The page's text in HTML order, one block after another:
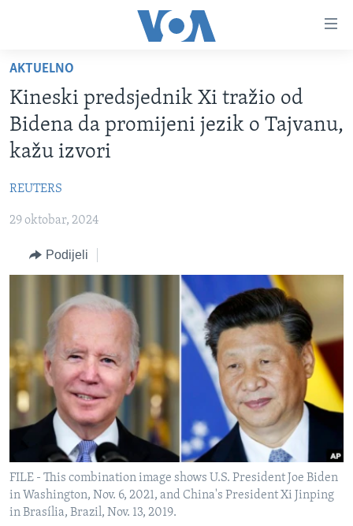
glavni
sadržaj
Pređi
na
glavnu
Idi
na
TV PROGRAM
VIDEO
FOTOGRAFIJE DANA
BOSNA I HERCEGOVINA
SVIJET
NAUKA I TEHNOLOGIJA
SPECIJALNI PROJEKTI
KORUPCIJA
ŽENSKA STRANA
IZBJEGLIČKA STRANA
MAGAZIN
O GLASU AMERIKE
Learning English
PRATITE NAS
AKTUELNO
Kineski predsjednik Xi tražio od
Bidena da promijeni jezik o Tajvanu,
kažu izvori
REUTERS
29 oktobar, 2024
Podijeli
FILE - This combination image shows U.S. President Joe Biden
in Washington, Nov. 6, 2021, and China's President Xi Jinping
in Brasília, Brazil, Nov. 13, 2019.